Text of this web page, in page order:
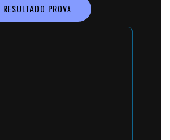
RESULTADO PROVA